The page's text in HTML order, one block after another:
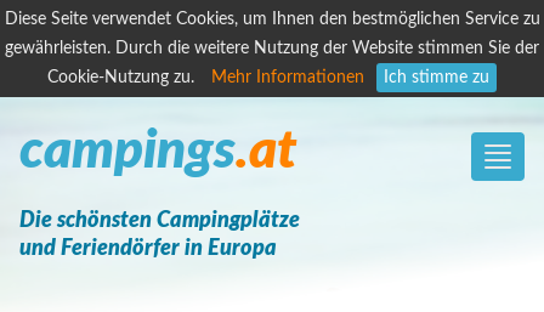
Diese Seite verwendet Cookies, um Ihnen den bestmöglichen Service zu
gewährleisten. Durch die weitere Nutzung der Website stimmen Sie der
Cookie-Nutzung zu.
Mehr Informationen Ich stimme zu
Toggle
campings.at
Die schönsten Campingplätze
und Feriendörfer in Europa